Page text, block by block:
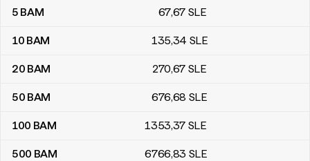
5 BAM 67,67 SLE
10 BAM 135,34 SLE
20 BAM 270,67 SLE
50 BAM 676,68 SLE
100 BAM 1353,37 SLE
500 BAM 6766,83 SLE